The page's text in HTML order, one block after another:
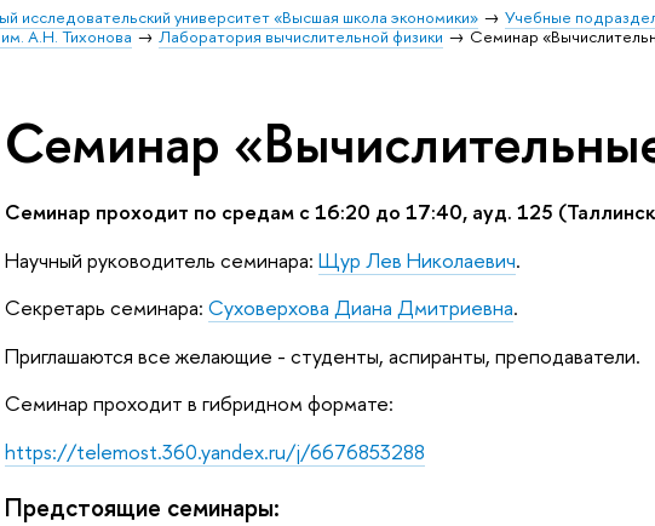
исследовательский университет «Высшая школа экономики» Учебные
А.Н. Тихонова
Лаборатория вычислительной физики Семинар
Семинар
Семинар проходит по средам с 16:20 до 17:40, ауд. 125
Научный руководитель семинара: Щур Лев Николаевич.
Секретарь семинара: Суховерхова Диана Дмитриевна.
Приглашаются все желающие - студенты, аспиранты, преподаватели.
Семинар проходит в гибридном формате:
https://telemost.360.yandex.ru/j/6676853288
Предстоящие семинары: